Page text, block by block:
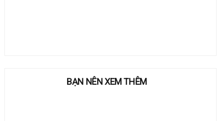
BẠN NÊN XEM THÊM